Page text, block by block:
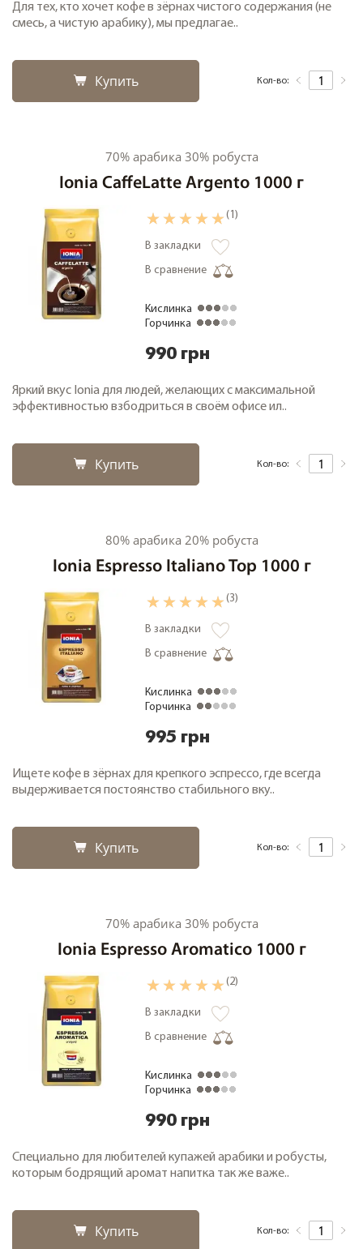
Для тех, кто хочет кофе в зёрнах чистого содержания (не
смесь, а чистую арабику), мы предлагае..
Купить Кол-во:
70% арабика 30% робуста
Ionia CaffeLatte Argento 1000 г
(1)
В закладки
В сравнение
Кислинка
Горчинка
990 грн
Яркий вкус Ionia для людей, желающих с максимальной
эффективностью взбодриться в своём офисе ил..
Купить Кол-во:
80% арабика 20% робуста
Ionia Espresso Italiano Top 1000 г
(3)
В закладки
В сравнение
Кислинка
Горчинка
995 грн
Ищете кофе в зёрнах для крепкого эспрессо, где всегда
выдерживается постоянство стабильного вку..
Купить Кол-во:
70% арабика 30% робуста
Ionia Espresso Aromatico 1000 г
(2)
В закладки
В сравнение
Кислинка
Горчинка
990 грн
Специально для любителей купажей арабики и робусты,
которым бодрящий аромат напитка так же важе..
Купить Кол-во: